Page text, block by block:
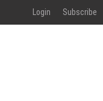
Login Subscribe